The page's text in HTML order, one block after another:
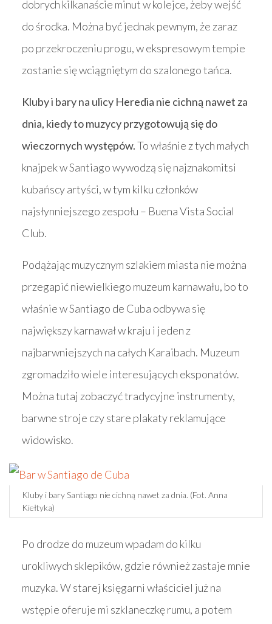
dobrych kilkanaście minut w kolejce, żeby wejść
do środka. Można być jednak pewnym, że zaraz
po przekroczeniu progu, w ekspresowym tempie
zostanie się wciągniętym do szalonego tańca.
Kluby i bary na ulicy Heredia nie cichną nawet za
dnia, kiedy to muzycy przygotowują się do
wieczornych występów.To właśnie z tych małych
knajpek w Santiago wywodzą się najznakomitsi
kubańscy artyści, w tym kilku członków
najsłynniejszego zespołu – Buena Vista Social
Club.
Podążając muzycznym szlakiem miasta nie można
przegapić niewielkiego muzeum karnawału, bo to
właśnie w Santiago de Cuba odbywa się
największy karnawał w kraju i jeden z
najbarwniejszych na całych Karaibach. Muzeum
zgromadziło wiele interesujących eksponatów.
Można tutaj zobaczyć tradycyjne instrumenty,
barwne stroje czy stare plakaty reklamujące
widowisko.
Kluby i bary Santiago nie cichną nawet za dnia. (Fot. Anna
Kiełtyka)
Po drodze do muzeum wpadam do kilku
urokliwych sklepików, gdzie również zastaje mnie
muzyka. W starej księgarni właściciel już na
wstępie oferuje mi szklaneczkę rumu, a potem